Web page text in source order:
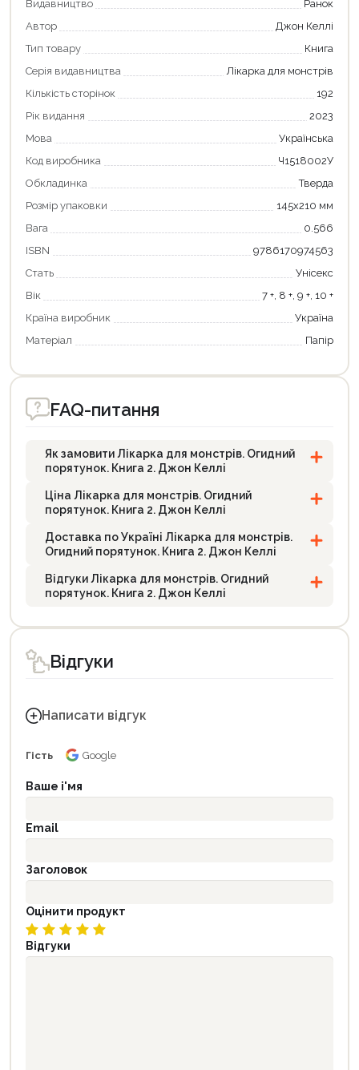
Видавництво
Ранок
Автор
Джон Келлі
Тип товару
Книга
Серія видавництва
Лікарка для монстрів
Кількість сторінок
192
Рік видання
2023
Мова
Українська
Код виробника
Ч1518002У
Обкладинка
Тверда
Розмір упаковки
145х210 мм
Вага
0.566
ISBN
9786170974563
Стать
Унісекс
Вік
7 +, 8 +, 9 +, 10 +
Країна виробник
Україна
Матеріал
Папір
FAQ-питання
Як замовити Лікарка для монстрів. Огидний
порятунок. Книга 2. Джон Келлі
Ціна Лікарка для монстрів. Огидний
порятунок. Книга 2. Джон Келлі
Доставка по Україні Лікарка для монстрів.
Огидний порятунок. Книга 2. Джон Келлі
Відгуки Лікарка для монстрів. Огидний
порятунок. Книга 2. Джон Келлі
Відгуки
Написати відгук
Гість Google
Ваше і'мя
Email
Заголовок
Оцінити продукт
Відгуки
Оформити замовлення